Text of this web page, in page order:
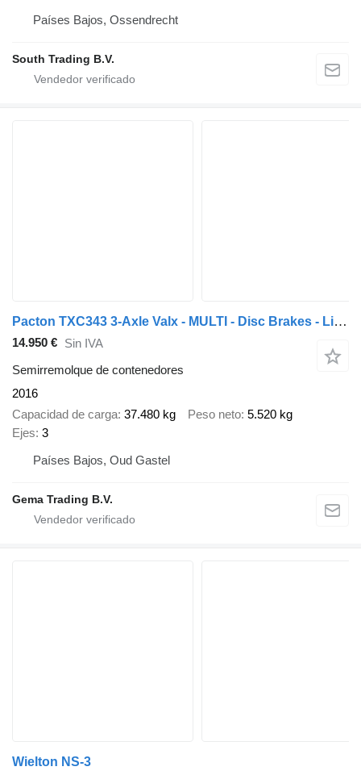
Países Bajos, Ossendrecht
South Trading B.V.
Pacton TXC343 3-Axle Valx - MULTI - Disc Brakes - Lift Axle - 3x Extend
14.950 € Sin IVA
Semirremolque de contenedores
2016
Capacidad de carga 37.480 kg Peso neto 5.520 kg
Ejes 3
Países Bajos, Oud Gastel
Gema Trading B.V.
Wielton NS-3